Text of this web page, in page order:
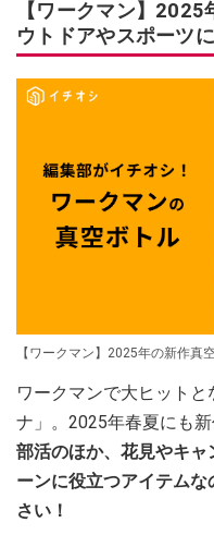
【ワークマン】
ウトドアやスポーツ
【ワークマン】2025年の新作
ワークマンで大ヒット
ナ」。2025年春夏にも
部活のほか、花見やキ
ーンに役立つアイテム
さい！